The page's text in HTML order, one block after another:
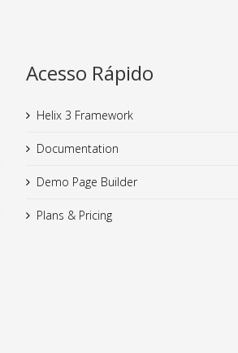
Acesso Rápido
Helix 3 Framework
Documentation
Demo Page Builder
Plans & Pricing